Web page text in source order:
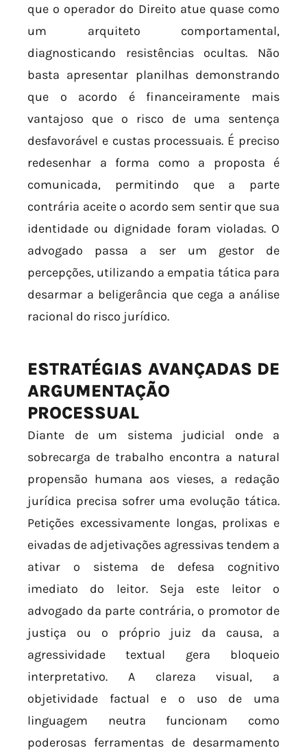
que o operador do Direito atue quase como
um arquiteto comportamental,
diagnosticando resistências ocultas. Não
basta apresentar planilhas demonstrando
que o acordo é financeiramente mais
vantajoso que o risco de uma sentença
desfavorável e custas processuais. É preciso
redesenhar a forma como a proposta é
comunicada, permitindo que a parte
contrária aceite o acordo sem sentir que sua
identidade ou dignidade foram violadas. O
advogado passa a ser um gestor de
percepções, utilizando a empatia tática para
desarmar a beligerância que cega a análise
racional do risco jurídico.
ESTRATÉGIAS AVANÇADAS DE
ARGUMENTAÇÃO
PROCESSUAL
Diante de um sistema judicial onde a
sobrecarga de trabalho encontra a natural
propensão humana aos vieses, a redação
jurídica precisa sofrer uma evolução tática.
Petições excessivamente longas, prolixas e
eivadas de adjetivações agressivas tendem a
ativar o sistema de defesa cognitivo
imediato do leitor. Seja este leitor o
advogado da parte contrária, o promotor de
justiça ou o próprio juiz da causa, a
agressividade textual gera bloqueio
interpretativo. A clareza visual, a
objetividade factual e o uso de uma
linguagem neutra funcionam como
poderosas ferramentas de desarmamento